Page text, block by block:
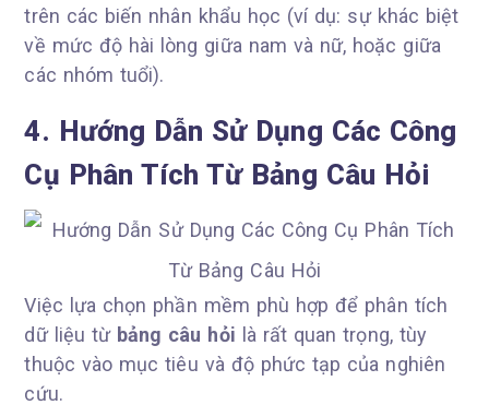
trên các biến nhân khẩu học (ví dụ: sự khác biệt
về mức độ hài lòng giữa nam và nữ, hoặc giữa
các nhóm tuổi).
4. Hướng Dẫn Sử Dụng Các Công
Cụ Phân Tích Từ Bảng Câu Hỏi
Việc lựa chọn phần mềm phù hợp để phân tích
dữ liệu từ bảng câu hỏi là rất quan trọng, tùy
thuộc vào mục tiêu và độ phức tạp của nghiên
cứu.